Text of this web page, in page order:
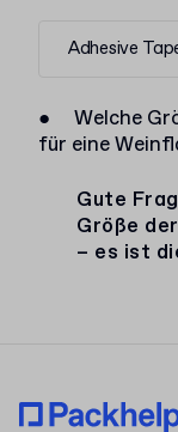
Adhesive
●
Welche
für eine
Gute
Größe
– es ist